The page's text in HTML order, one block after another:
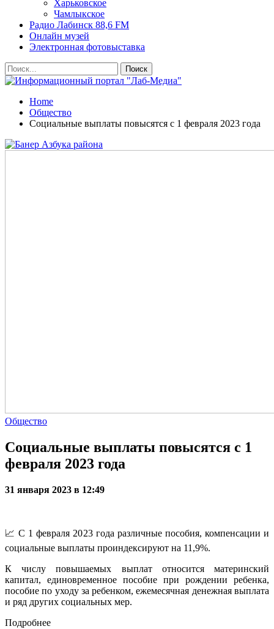
Харьковское
Чамлыкское
Радио Лабинск 88,6 FM
Онлайн музей
Электронная фотовыставка
Home
Общество
Социальные выплаты повысятся с 1 февраля 2023 года
Общество
Социальные выплаты повысятся с 1
февраля 2023 года
31 января 2023 в 12:49
📈 С 1 февраля 2023 года различные пособия, компенсации и
социальные выплаты проиндексируют на 11,9%.
К числу повышаемых выплат относится материнский
капитал, единовременное пособие при рождении ребенка,
пособие по уходу за ребенком, ежемесячная денежная выплата
и ряд других социальных мер.
Подробнее